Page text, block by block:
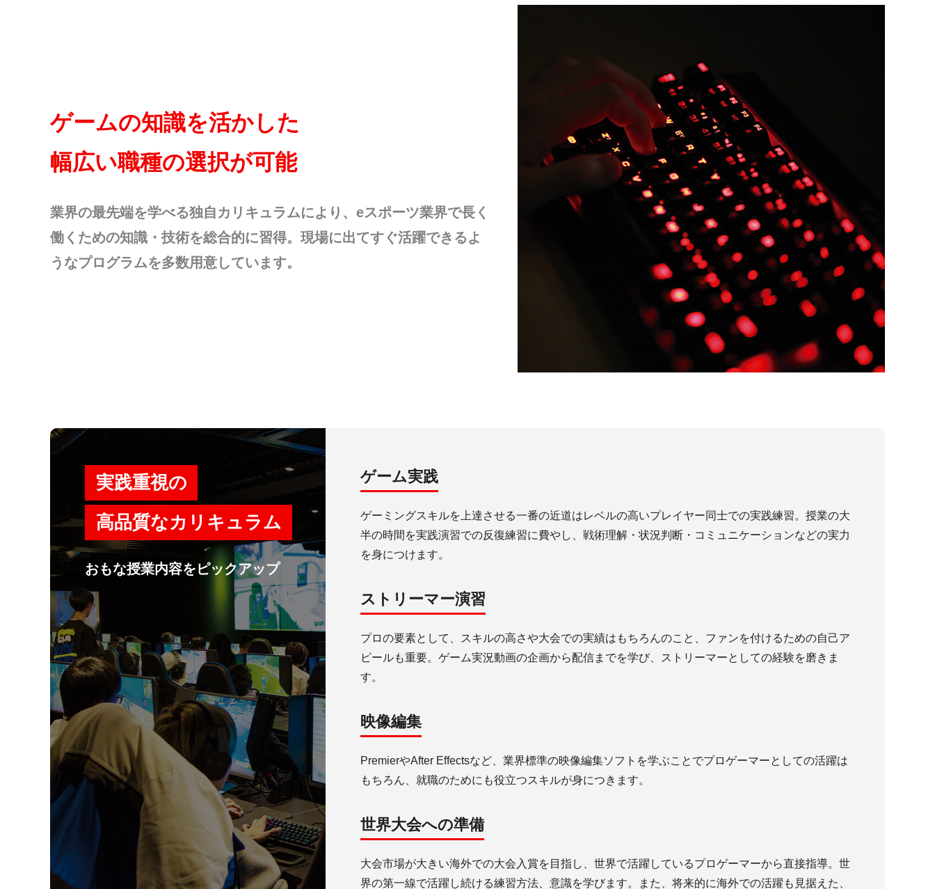
ゲームの知識を活かした
幅広い職種の選択が可能
業界の最先端を学べる独自カリキュラムにより、eスポーツ業界で長く
働くための知識・技術を総合的に習得。現場に出てすぐ活躍できるよ
うなプログラムを多数用意しています。
実践重視の
高品質なカリキュラム
おもな授業内容をピックアップ
ゲーム実践
ゲーミングスキルを上達させる一番の近道はレベルの高いプレイヤー同士での実践練習。授業の大
半の時間を実践演習での反復練習に費やし、戦術理解・状況判断・コミュニケーションなどの実力
を身につけます。
ストリーマー演習
プロの要素として、スキルの高さや大会での実績はもちろんのこと、ファンを付けるための自己ア
ピールも重要。ゲーム実況動画の企画から配信までを学び、ストリーマーとしての経験を磨きま
す。
映像編集
PremierやAfter Effectsなど、業界標準の映像編集ソフトを学ぶことでプロゲーマーとしての活躍は
もちろん、就職のためにも役立つスキルが身につきます。
世界大会への準備
大会市場が大きい海外での大会入賞を目指し、世界で活躍しているプロゲーマーから直接指導。世
界の第一線で活躍し続ける練習方法、意識を学びます。また、将来的に海外での活躍も見据えた、